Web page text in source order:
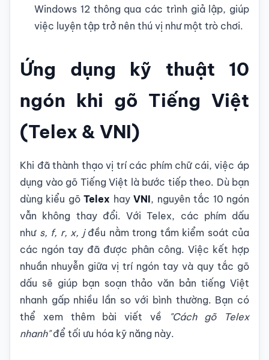
Windows 12 thông qua các trình giả lập, giúp
việc luyện tập trở nên thú vị như một trò chơi.
Ứng dụng kỹ thuật 10
ngón khi gõ Tiếng Việt
(Telex & VNI)
Khi đã thành thạo vị trí các phím chữ cái, việc áp
dụng vào gõ Tiếng Việt là bước tiếp theo. Dù bạn
dùng kiểu gõTelex hayVNI, nguyên tắc 10 ngón
vẫn không thay đổi. Với Telex, các phím dấu
như s, f, r, x, jđều nằm trong tầm kiểm soát của
các ngón tay đã được phân công. Việc kết hợp
nhuần nhuyễn giữa vị trí ngón tay và quy tắc gõ
dấu sẽ giúp bạn soạn thảo văn bản tiếng Việt
nhanh gấp nhiều lần so với bình thường. Bạn có
thể xem thêm bài viết về
"Cách gõ Telex
nhanh"để tối ưu hóa kỹ năng này.